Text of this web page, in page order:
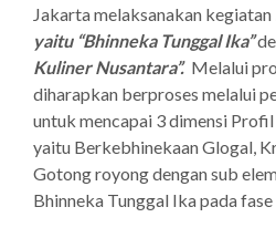
Jakarta melaksanakan kegiatan
yaitu “Bhinneka Tunggal Ika”
Kuliner Nusantara”. Melalui
diharapkan berproses melalui
untuk mencapai 3 dimensi
yaitu Berkebhinekaan Glogal,
Gotong royong dengan sub
Bhinneka Tunggal Ika pada fase